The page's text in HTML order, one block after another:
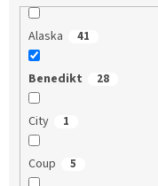
Alaska 41
Benedikt 28
City 1
Coup 5